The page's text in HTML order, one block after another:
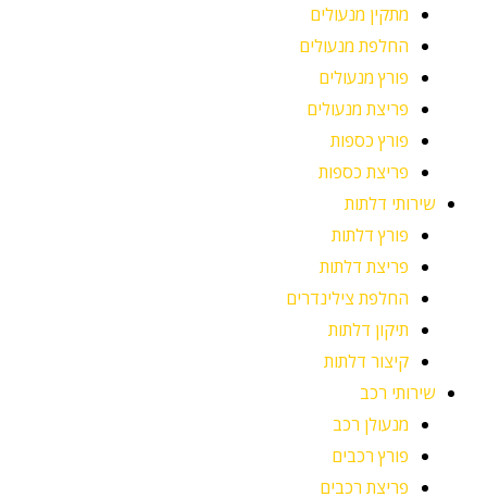
מתקין מנעולים
החלפת מנעולים
פורץ מנעולים
פריצת מנעולים
פורץ כספות
פריצת כספות
שירותי דלתות
פורץ דלתות
פריצת דלתות
החלפת צילינדרים
תיקון דלתות
קיצור דלתות
שירותי רכב
מנעולן רכב
פורץ רכבים
פריצת רכבים